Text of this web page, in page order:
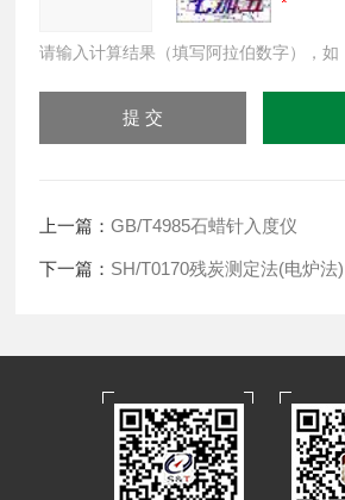
请输入计算结果（填写阿拉伯数字），如
上一篇：GB/T4985石蜡针入度仪
下一篇： SH/T0170残炭测定法(电炉法)